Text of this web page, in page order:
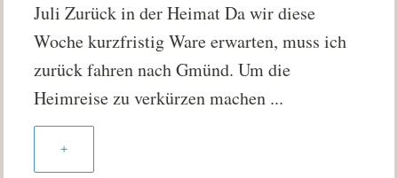
Juli Zurück in der Heimat Da wir diese
Woche kurzfristig Ware erwarten, muss ich
zurück fahren nach Gmünd. Um die
Heimreise zu verkürzen machen ...
+